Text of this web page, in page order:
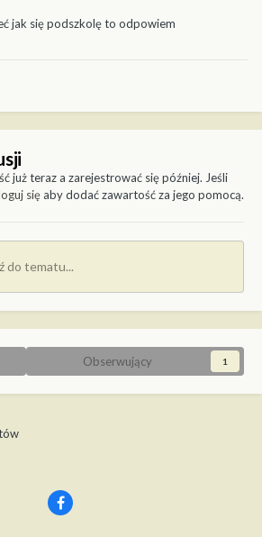
jak się podszkolę to odpowiem
już teraz a zarejestrować się później. Jeśli
sięaby dodać zawartość za jego pomocą.
do tematu...
Obserwujący 1